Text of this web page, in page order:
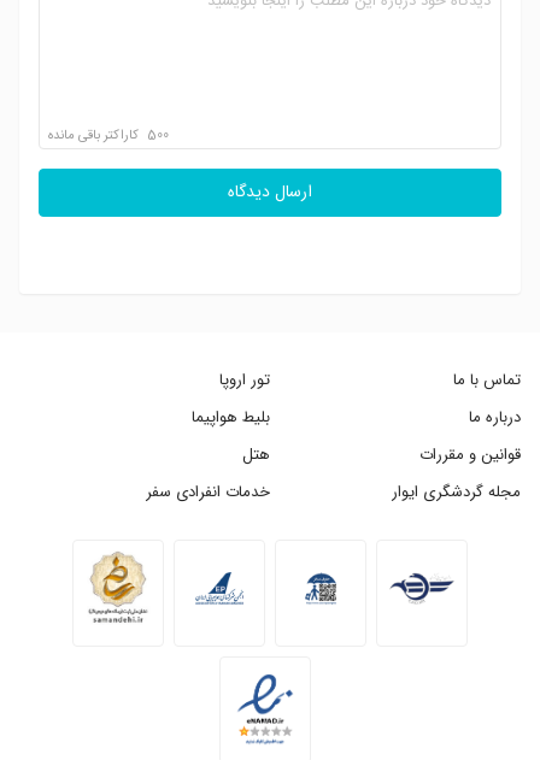
500 کاراکتر باقی مانده
ارسال دیدگاه
تماس با ما
درباره ما
قوانین و مقررات
مجله گردشگری ایوار
تور اروپا
بلیط هواپیما
هتل
خدمات انفرادی سفر